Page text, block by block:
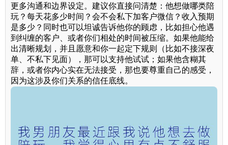
更多沟通和边界设定。建议你直接问清楚：他想做哪类陪
玩？每天花多少时间？会不会私下加客户微信？收入预期
是多少？同时也可以坦诚告诉他你的顾虑，比如担心他遇
到纠缠的客户、或者你们相处的时间被压缩。如果他能给
出清晰规划，并且愿意和你一起定下规则（比如不接深夜
单、不私下见面），那可以支持他试试；如果他含糊其
辞，或者你内心实在无法接受，那也要尊重自己的感受，
因为这涉及你们关系的信任底线。